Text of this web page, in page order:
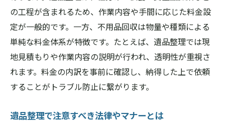
の工程が含まれるため、作業内容や手間に応じた料金設
定が一般的です。一方、不用品回収は物量や種類による
単純な料金体系が特徴です。たとえば、遺品整理では現
地見積もりや作業内容の説明が行われ、透明性が重視さ
れます。料金の内訳を事前に確認し、納得した上で依頼
することがトラブル防止に繋がります。
遺品整理で注意すべき法律やマナーとは